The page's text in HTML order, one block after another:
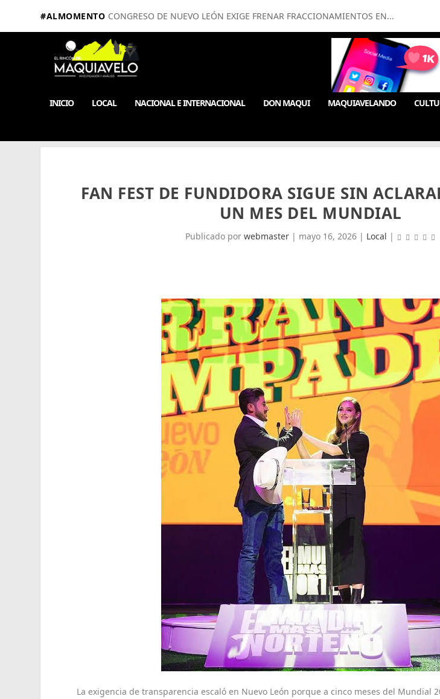
#ALMOMENTO CONGRESO DE NUEVO LEÓN EXIGE FRENAR FRACCIONAMIENTOS EN...
INICIO LOCAL NACIONAL E INTERNACIONAL DON MAQUI MAQUIAVELANDO
FAN FEST DE FUNDIDORA SIGUE SIN
UN MES DEL MUNDIAL
Publicado por webmaster| mayo 16, 2026| Local |
La exigencia de transparencia escaló en Nuevo León porque a cinco meses del Mundial